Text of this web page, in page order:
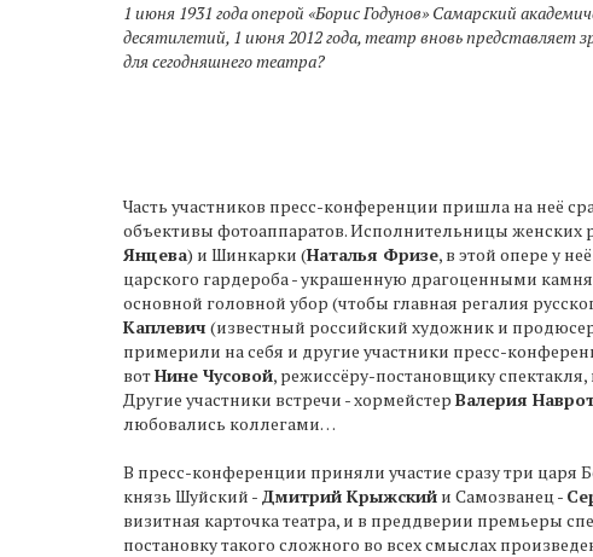
1 июня 1931 года оперой «Борис Годунов» Самарский
десятилетий, 1 июня 2012 года, театр вновь представляет
для сегодняшнего театра?
Часть участников пресс-конференции пришла на неё
объективы фотоаппаратов. Исполнительницы женских
Янцева) и Шинкарки (Наталья Фризе, в этой опере у
царского гардероба - украшенную драгоценными
основной головной убор (чтобы главная регалия
Каплевич (известный российский художник и
примерили на себя и другие участники пресс-
вотНине Чусовой, режиссёру-постановщику спектакля,
Другие участники встречи - хормейстер Валерия
любовались коллегами…
В пресс-конференции приняли участие сразу три царя
князь Шуйский - Дмитрий Крыжский и Самозванец -
визитная карточка театра, и в преддверии премьеры
постановку такого сложного во всех смыслах